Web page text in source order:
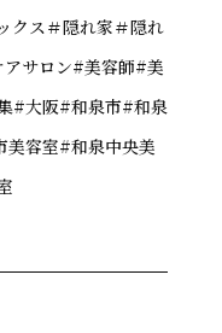
クス＃隠れ家＃隠れ
アサロン#美容師#美
#大阪#和泉市#和泉
容室#和泉中央美